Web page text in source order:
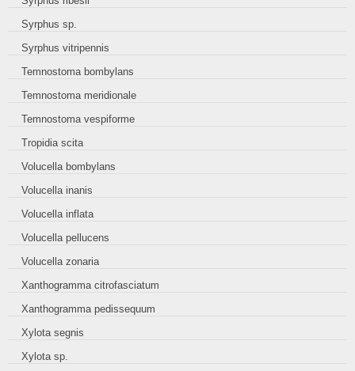
Syrphus sp.
Syrphus vitripennis
Temnostoma bombylans
Temnostoma meridionale
Temnostoma vespiforme
Tropidia scita
Volucella bombylans
Volucella inanis
Volucella inflata
Volucella pellucens
Volucella zonaria
Xanthogramma citrofasciatum
Xanthogramma pedissequum
Xylota segnis
Xylota sp.